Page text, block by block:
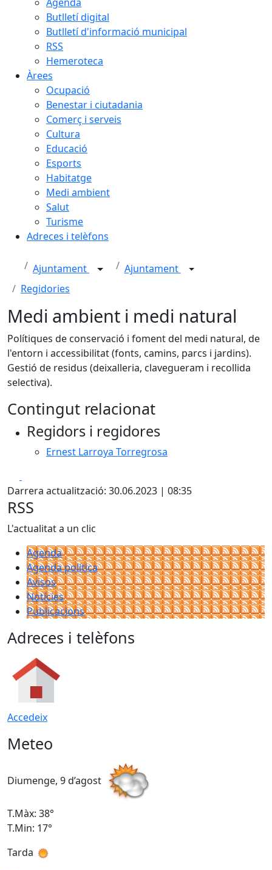
Butlletí digital
Butlletí d'informació municipal
RSS
Hemeroteca
Àrees
Ocupació
Benestar i ciutadania
Comerç i serveis
Cultura
Educació
Esports
Habitatge
Medi ambient
Salut
Turisme
Adreces i telèfons
Ajuntament
Ajuntament
Regidories
Medi ambient i medi natural
Polítiques de conservació i foment del medi natural, de
l'entorn i accessibilitat (fonts, camins, parcs i jardins).
Gestió de residus (deixalleria, clavegueram i recollida
selectiva).
Contingut relacionat
Regidors i regidores
Ernest Larroya Torregrosa
Darrera actualització: 30.06.2023 | 08:35
RSS
L'actualitat a un clic
Agenda
Agenda política
Avisos
Notícies
Publicacions
Adreces i telèfons
Accedeix
Meteo
Diumenge, 9 d’agost
T.Màx: 38°
T.Min: 17°
Tarda